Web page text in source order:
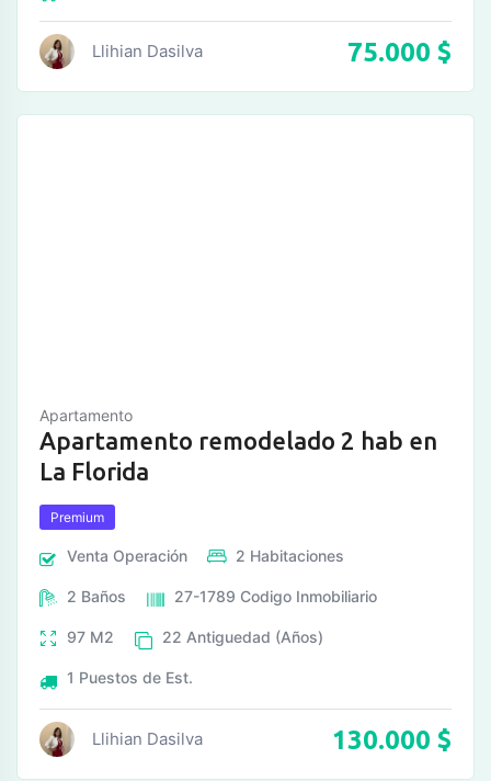
Llihian Dasilva 75.000 $
Apartamento
Apartamento remodelado 2 hab en
La Florida
Premium
Venta Operación 2 Habitaciones
2 Baños 27-1789 Codigo Inmobiliario
97 M2 22 Antiguedad (Años)
1 Puestos de Est.
Llihian Dasilva 130.000 $